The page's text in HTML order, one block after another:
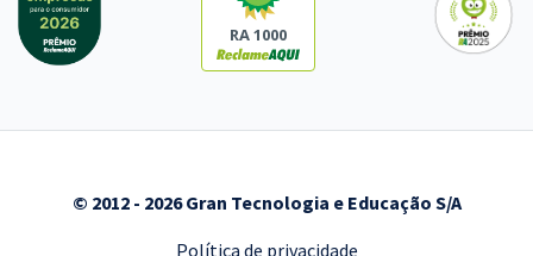
RA 1000
© 2012 - 2026 Gran Tecnologia e Educação S/A
Política de privacidade